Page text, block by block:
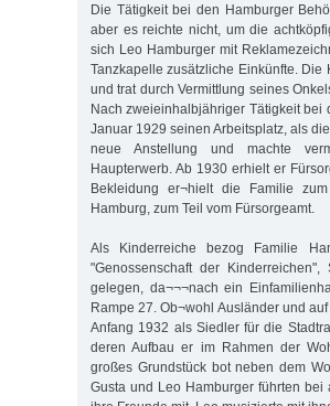
Die Tätigkeit bei den Hamburger
aber es reichte nicht, um die
sich Leo Hamburger mit
Tanzkapelle zusätzliche Einkünfte.
und trat durch Vermittlung seines
Nach zweieinhalbjähriger Tätigkeit bei
Januar 1929 seinen Arbeitsplatz, als
neue Anstellung und machte
Haupterwerb. Ab 1930 erhielt er
Bekleidung er¬hielt die Familie
Hamburg, zum Teil vom Fürsorgeamt.
Als Kinderreiche bezog Familie
"Genossenschaft der
gelegen, da¬¬¬nach ein
Rampe 27. Ob¬wohl Ausländer und
Anfang 1932 als Siedler für die
deren Aufbau er im Rahmen der
großes Grundstück bot neben dem
Gusta und Leo Hamburger führten